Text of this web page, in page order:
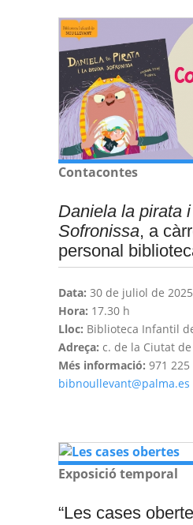
Contacontes
Daniela la pirata
Sofronissa, a
personal
Data: 30 de juliol de 2025
Hora: 17.30 h
Lloc: Biblioteca Infantil
Adreça: c. de la Ciutat
Més informació: 971
bibnoullevant@palma.es
Exposició temporal
“Les cases